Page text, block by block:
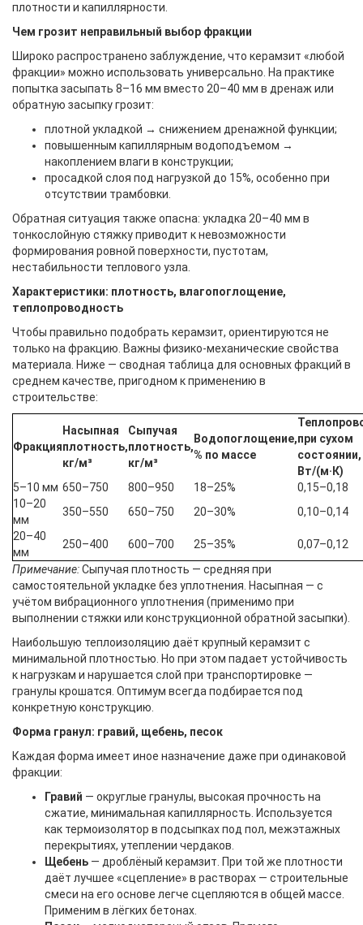
плотности и капиллярности.
Чем грозит неправильный выбор фракции
Широко распространено заблуждение, что керамзит «любой
фракции» можно использовать универсально. На практике
попытка засыпать 8–16 мм вместо 20–40 мм в дренаж или
обратную засыпку грозит:
плотной укладкой → снижением дренажной функции;
повышенным капиллярным водоподъемом →
накоплением влаги в конструкции;
просадкой слоя под нагрузкой до 15%, особенно при
отсутствии трамбовки.
Обратная ситуация также опасна: укладка 20–40 мм в
тонкослойную стяжку приводит к невозможности
формирования ровной поверхности, пустотам,
нестабильности теплового узла.
Характеристики: плотность, влагопоглощение,
теплопроводность
Чтобы правильно подобрать керамзит, ориентируются не
только на фракцию. Важны физико-механические свойства
материала. Ниже — сводная таблица для основных фракций в
среднем качестве, пригодном к применению в
строительстве:
Фракция
Насыпная
плотность,
кг/м³
Сыпучая
плотность,
кг/м³
Водопоглощение,
% по массе
при сухом
состоянии,
Вт/(м·К)
5–10 мм 650–750 800–950 18–25%
0,15–0,18
10–20
мм
350–550 650–750 20–30%
0,10–0,14
20–40
мм
250–400 600–700 25–35%
0,07–0,12
Примечание:Сыпучая плотность — средняя при
самостоятельной укладке без уплотнения. Насыпная — с
учётом вибрационного уплотнения (применимо при
выполнении стяжки или конструкционной обратной засыпки).
Наибольшую теплоизоляцию даёт крупный керамзит с
минимальной плотностью. Но при этом падает устойчивость
к нагрузкам и нарушается слой при транспортировке —
гранулы крошатся. Оптимум всегда подбирается под
конкретную конструкцию.
Форма гранул: гравий, щебень, песок
Каждая форма имеет иное назначение даже при одинаковой
фракции:
Гравий — округлые гранулы, высокая прочность на
сжатие, минимальная капиллярность. Используется
как термоизолятор в подсыпках под пол, межэтажных
перекрытиях, утеплении чердаков.
Щебень — дроблёный керамзит. При той же плотности
даёт лучшее «сцепление» в растворах — строительные
смеси на его основе легче сцепляются в общей массе.
Применим в лёгких бетонах.